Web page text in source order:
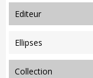
editeur
Ellipses
collection